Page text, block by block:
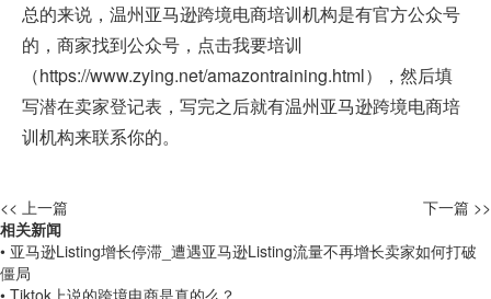
总的来说，温州亚马逊跨境电商培训机构是有官方公众号
的，商家找到公众号，点击我要培训
（https://www.zying.net/amazontraining.html），然后填
写潜在卖家登记表，写完之后就有温州亚马逊跨境电商培
训机构来联系你的。
<< 上一篇
下一篇 >>
相关新闻
• 亚马逊Listing增长停滞_遭遇亚马逊Listing流量不再增长卖家如何打破
僵局
• Tiktok上说的跨境电商是真的么？